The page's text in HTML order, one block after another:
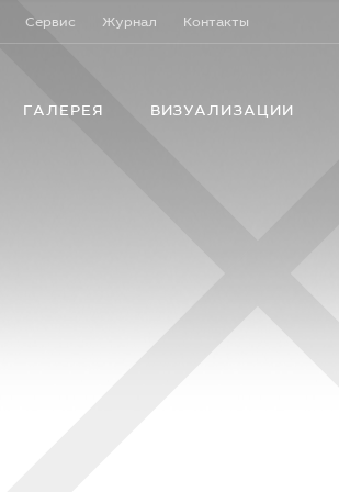
Сервис Журнал Контакты
ГАЛЕРЕЯ ВИЗУАЛИЗАЦИИ